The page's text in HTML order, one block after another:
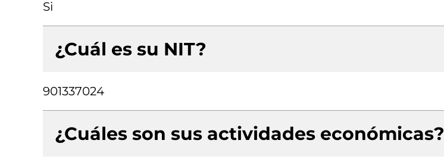
Si
¿Cuál es su NIT?
901337024
¿Cuáles son sus actividades económicas?